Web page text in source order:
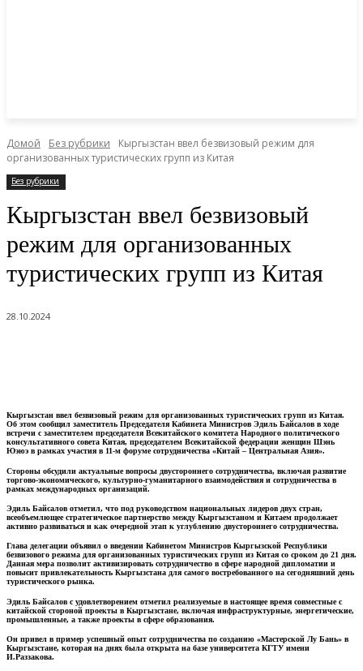
Домой Без рубрики
Кыргызстан ввел безвизовый режим для
организованных туристических групп из Китая
Без рубрики
Кыргызстан ввел безвизовый
режим для организованных
туристических групп из Китая
28.10.2024
Кыргызстан ввел безвизовый режим для организованных туристических групп из Китая.
Об этом сообщил заместитель Председателя Кабинета Министров Эдиль Байсалов в ходе
встречи с заместителем председателя Всекитайского комитета Народного политического
консультативного совета Китая, председателем Всекитайской федерации женщин Шэнь
Юэюэ в рамках участия в 11-м форуме сотрудничества «Китай – Центральная Азия».
Стороны обсудили актуальные вопросы двустороннего сотрудничества, включая развитие
торгово-экономического, культурно-гуманитарного взаимодействия и сотрудничества в
рамках международных организаций.
Эдиль Байсалов отметил, что под руководством национальных лидеров двух стран,
всеобъемлющее стратегическое партнерство между Кыргызстаном и Китаем продолжает
активно развиваться и как очередной этап к углублению двустороннего сотрудничества.
Глава делегации объявил о введении Кабинетом Министров Кыргызской Республики
безвизового режима для организованных туристических групп из Китая со сроком до 21 дня.
Данная мера позволит активизировать сотрудничество в сфере народной дипломатии и
повысит привлекательность Кыргызстана для самого востребованного на сегодняшний день
туристического рынка.
Эдиль Байсалов с удовлетворением отметил реализуемые в настоящее время совместные с
китайской стороной проекты в Кыргызстане, включая инфраструктурные, энергетические,
промышленные, а также проекты в сфере образования.
Он привел в пример успешный опыт сотрудничества по созданию «Мастерской Лу Бань» в
Кыргызстане, которая на днях была открыта на базе университета КГТУ имени
И.Раззакова.